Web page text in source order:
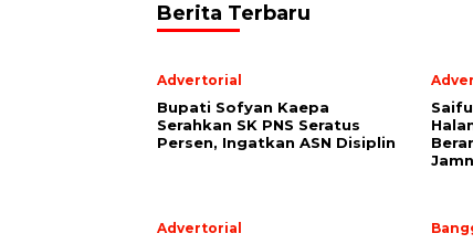
Berita Terbaru
Advertorial
Bupati Sofyan Kaepa
Serahkan SK PNS Seratus
Persen, Ingatkan ASN Disiplin
Advertorial